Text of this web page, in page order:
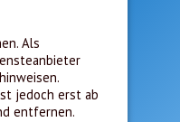
Als
jedoch erst ab
entfernen.